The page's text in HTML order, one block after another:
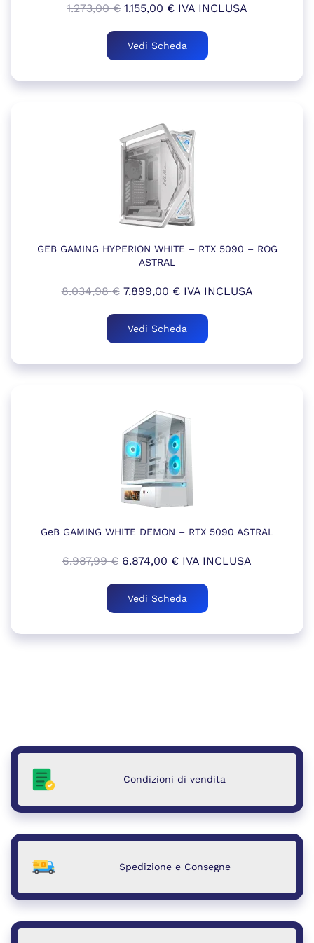
1.273,00€ Il
originale
era:
1.155,00 €Il
attuale
è:
IVA INCLUSA
Vedi Scheda
GEB GAMING HYPERION WHITE – RTX 5090 – ROG
ASTRAL
8.034,98€ Il
originale
era:
7.899,00 €Il
attuale
è:
IVA INCLUSA
Vedi Scheda
GeB GAMING WHITE DEMON – RTX 5090 ASTRAL
6.987,99€ Il
originale
era:
6.874,00 €Il
attuale
è:
IVA INCLUSA
Vedi Scheda
Condizioni di vendita
Spedizione e Consegne